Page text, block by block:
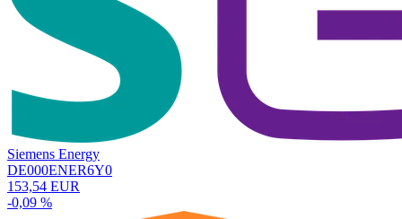
Siemens Energy
DE000ENER6Y0
153,54 EUR
-0,09 %